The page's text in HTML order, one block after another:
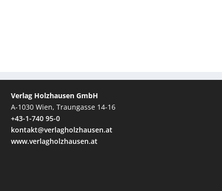
Verlag Holzhausen GmbH
A-1030 Wien, Traungasse 14-16
+43-1-740 95-0
kontakt@verlagholzhausen.at
www.verlagholzhausen.at